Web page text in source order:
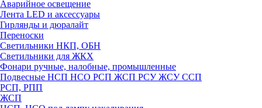
Аварийное освещение
Лента LED и аксессуары
Гирлянды и дюралайт
Переноски
Светильники НКП, ОБН
Светильники для ЖКХ
Фонари ручные, налобные, промышленные
Подвесные НСП НСО РСП ЖСП РСУ ЖСУ ССП
РСП, РПП
ЖСП